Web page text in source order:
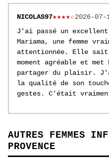
NICOLAS97★★★★☆2026-07-
J'ai passé un excellent
Mariama, une femme
attentionnée. Elle sait
moment agréable et
partager du plaisir.
la qualité de son
gestes. C'était
AUTRES FEMMES
PROVENCE